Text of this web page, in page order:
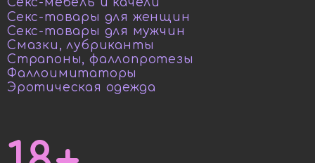
Секс-мебель и качели
Секс-товары для женщин
Секс-товары для мужчин
Смазки, лубриканты
Страпоны, фаллопротезы
Фаллоимитаторы
Эротическая одежда